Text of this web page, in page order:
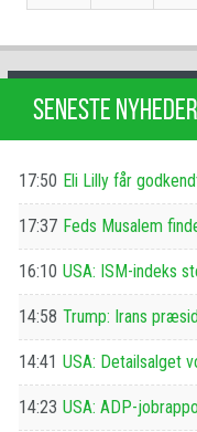
SENESTE NYHEDER
17:50 Eli Lilly får
17:37 Feds Musalem
16:10 USA: ISM-indeks
14:58 Trump: Irans
14:41 USA: Detailsalget
14:23 USA: ADP-